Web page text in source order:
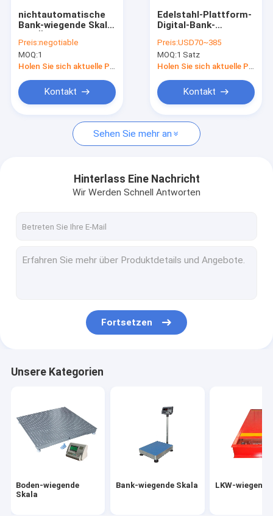
Treten Sie mit uns in Verbindung
Fordern Sie ein Zitat
Boden-wiegende Skala
Bank-wiegende Skala
Wiegende Skala Digital
Gabelhubwagen-Skalen
Wiegen der Messdose
Wiegende Skala-Teile
nichtautomatische
Bank-wiegende Skala
Preis:negotiable
MOQ:1
Holen Sie sich aktuelle Preis
Kontakt
Edelstahl-Plattform-
Digital-Bank-
Preis:USD70~385
MOQ:1 Satz
Holen Sie sich aktuelle Preis
Kontakt
Sehen Sie mehr an
Hinterlass Eine Nachricht
Wir Werden Schnell Antworten
Fortsetzen
Unsere Kategorien
Boden-wiegende
Skala
Bank-wiegende Skala LKW-